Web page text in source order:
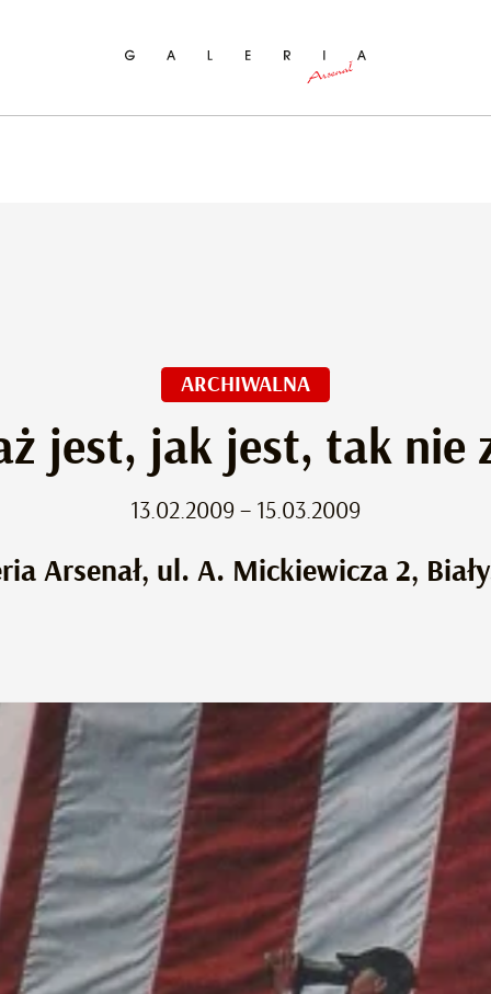
ARCHIWALNA
jest, jak jest, tak nie
13.02.2009 – 15.03.2009
Arsenał, ul. A. Mickiewicza 2,